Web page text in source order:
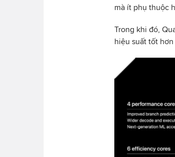
mà ít phụ thuộc
Trong khi đó,
hiệu suất tốt